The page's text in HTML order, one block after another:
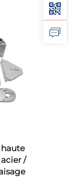
haute
/